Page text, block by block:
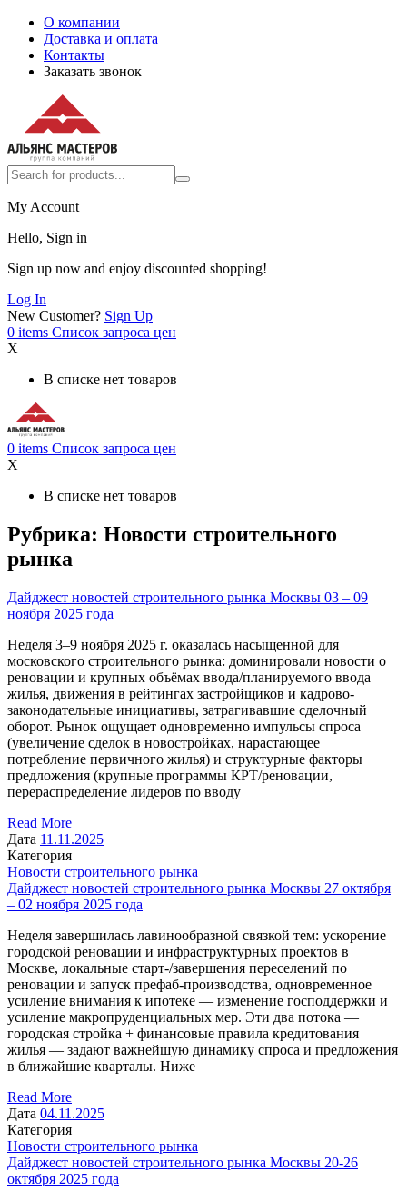
О компании
Доставка и оплата
Контакты
Заказать звонок
My Account
Hello, Sign in
Sign up now and enjoy discounted shopping!
Log In
New Customer? Sign Up
0 items Список запроса цен
X
В списке нет товаров
0 items Список запроса цен
X
В списке нет товаров
Рубрика: Новости строительного
рынка
Дайджест новостей строительного рынка Москвы 03 – 09
ноября 2025 года
Неделя 3–9 ноября 2025 г. оказалась насыщенной для
московского строительного рынка: доминировали новости о
реновации и крупных объёмах ввода/планируемого ввода
жилья, движения в рейтингах застройщиков и кадрово-
законодательные инициативы, затрагивавшие сделочный
оборот. Рынок ощущает одновременно импульсы спроса
(увеличение сделок в новостройках, нарастающее
потребление первичного жилья) и структурные факторы
предложения (крупные программы КРТ/реновации,
перераспределение лидеров по вводу
Read More
Дата 11.11.2025
Категория
Новости строительного рынка
Дайджест новостей строительного рынка Москвы 27 октября
– 02 ноября 2025 года
Неделя завершилась лавинообразной связкой тем: ускорение
городской реновации и инфраструктурных проектов в
Москве, локальные старт-/завершения переселений по
реновации и запуск префаб-производства, одновременное
усиление внимания к ипотеке — изменение господдержки и
усиление макропруденциальных мер. Эти два потока —
городская стройка + финансовые правила кредитования
жилья — задают важнейшую динамику спроса и предложения
в ближайшие кварталы. Ниже
Read More
Дата 04.11.2025
Категория
Новости строительного рынка
Дайджест новостей строительного рынка Москвы 20-26
октября 2025 года